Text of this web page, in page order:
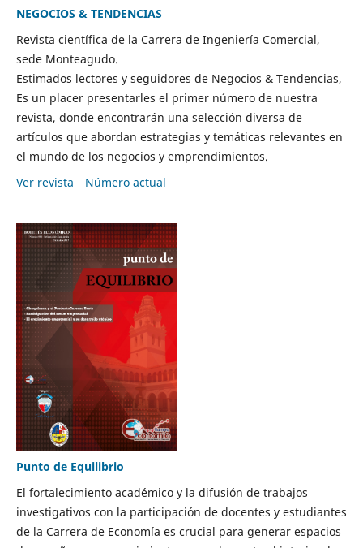
NEGOCIOS & TENDENCIAS
Revista científica de la Carrera de Ingeniería Comercial,
sede Monteagudo.
Estimados lectores y seguidores de Negocios & Tendencias,
Es un placer presentarles el primer número de nuestra
revista, donde encontrarán una selección diversa de
artículos que abordan estrategias y temáticas relevantes en
el mundo de los negocios y emprendimientos.
Ver revista
Número actual
Punto de Equilibrio
El fortalecimiento académico y la difusión de trabajos
investigativos con la participación de docentes y estudiantes
de la Carrera de Economía es crucial para generar espacios